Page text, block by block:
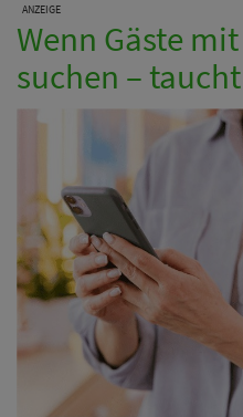
ANZEIGE
Wenn Gäste
suchen –